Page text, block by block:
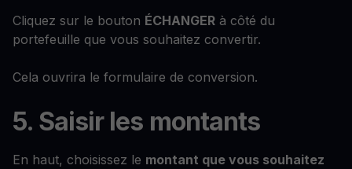
Cliquez sur le bouton ÉCHANGER à côté du
portefeuille que vous souhaitez convertir.
Cela ouvrira le formulaire de conversion.
5. Saisir les montants
En haut, choisissez le montant que vous souhaitez